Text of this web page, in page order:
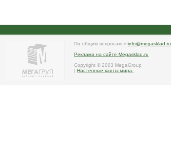
По общим вопросам » info@megasklad.ru
Реклама на сайте Megasklad.ru
Copyright © 2003 MegaGroup
| Настенные карты мира.